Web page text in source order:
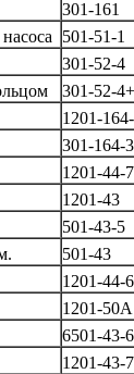
301-161
501-51-1
301-52-4
301-52-
1201-
301-164-3
1201-44-7
1201-43
501-43-5
501-43
1201-44-6
1201-50А
6501-43-6
1201-43-7